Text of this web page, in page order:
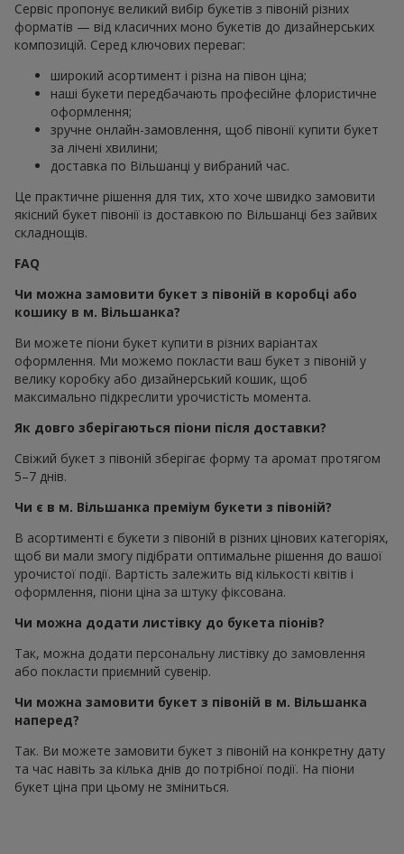
Сервіс пропонує великий вибір букетів з півоній різних
форматів — від класичних моно букетів до дизайнерських
композицій. Серед ключових переваг:
широкий асортимент і різна на півон ціна;
наші букети передбачають професійне флористичне
оформлення;
зручне онлайн-замовлення, щоб півонії купити букет
за лічені хвилини;
доставка по Вільшанці у вибраний час.
Це практичне рішення для тих, хто хоче швидко замовити
якісний букет півонії із доставкою по Вільшанці без зайвих
складнощів.
FAQ
Чи можна замовити букет з півоній в коробці або
кошику в м. Вільшанка?
Ви можете піони букет купити в різних варіантах
оформлення. Ми можемо покласти ваш букет з півоній у
велику коробку або дизайнерський кошик, щоб
максимально підкреслити урочистість момента.
Як довго зберігаються піони після доставки?
Свіжий букет з півоній зберігає форму та аромат протягом
5–7 днів.
Чи є в м. Вільшанка преміум букети з півоній?
В асортименті є букети з півоній в різних цінових категоріях,
щоб ви мали змогу підібрати оптимальне рішення до вашої
урочистої події. Вартість залежить від кількості квітів і
оформлення, піони ціна за штуку фіксована.
Чи можна додати листівку до букета піонів?
Так, можна додати персональну листівку до замовлення
або покласти приємний сувенір.
Чи можна замовити букет з півоній в м. Вільшанка
наперед?
Так. Ви можете замовити букет з півоній на конкретну дату
та час навіть за кілька днів до потрібної події. На піони
букет ціна при цьому не зміниться.